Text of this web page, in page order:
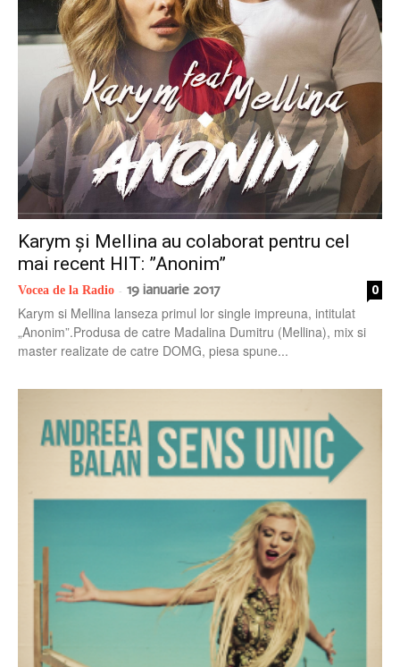
Karym și Mellina au colaborat pentru cel
mai recent HIT: ”Anonim”
Vocea de la Radio - 19 ianuarie 2017 0
Karym si Mellina lanseza primul lor single impreuna, intitulat
„Anonim”.Produsa de catre Madalina Dumitru (Mellina), mix si
master realizate de catre DOMG, piesa spune...